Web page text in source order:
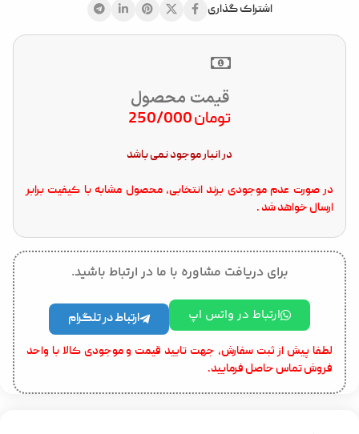
اشتراک گذاری
قیمت محصول
تومان
در انبار موجود نمی باشد
در صورت عدم موجودی برند انتخابی، محصول مشابه با کیفیت برابر
ارسال خواهد شد .
برای دریافت مشاوره با ما در ارتباط باشید.
ارتباط در واتس اپ ارتباط در تلگرام
لطفا پیش از ثبت سفارش، جهت تایید قیمت و موجودی کالا با واحد
فروش تماس حاصل فرمایید.